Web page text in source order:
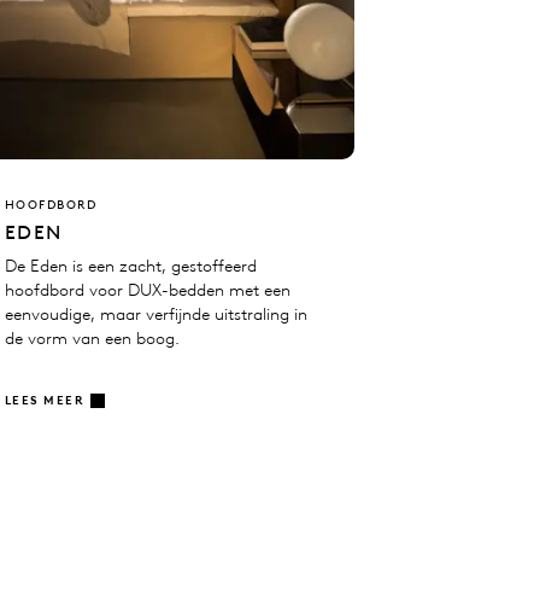
HOOFDBORD
EDEN
De Eden is een zacht, gestoffeerd
hoofdbord voor DUX-bedden met een
eenvoudige, maar verfijnde uitstraling in
de vorm van een boog.
LEES MEER